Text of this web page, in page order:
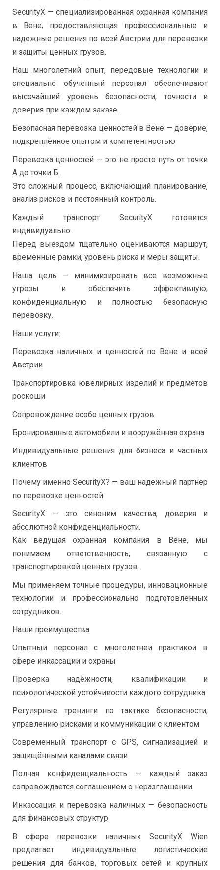
SecurityX — специализированная охранная компания
в Вене, предоставляющая профессиональные и
надежные решения по всей Австрии для перевозки
и защиты ценных грузов.
Наш многолетний опыт, передовые технологии и
специально обученный персонал обеспечивают
высочайший уровень безопасности, точности и
доверия при каждом заказе.
Безопасная перевозка ценностей в Вене — доверие,
подкреплённое опытом и компетентностью
Перевозка ценностей — это не просто путь от точки
А до точки Б.
Это сложный процесс, включающий планирование,
анализ рисков и постоянный контроль.
Каждый транспорт SecurityX готовится
индивидуально.
Перед выездом тщательно оцениваются маршрут,
временные рамки, уровень риска и меры защиты.
Наша цель — минимизировать все возможные
угрозы и обеспечить эффективную,
конфиденциальную и полностью безопасную
перевозку.
Наши услуги:
Перевозка наличных и ценностей по Вене и всей
Австрии
Транспортировка ювелирных изделий и предметов
роскоши
Сопровождение особо ценных грузов
Бронированные автомобили и вооружённая охрана
Индивидуальные решения для бизнеса и частных
клиентов
Почему именно SecurityX? — ваш надёжный партнёр
по перевозке ценностей
SecurityX — это синоним качества, доверия и
абсолютной конфиденциальности.
Как ведущая охранная компания в Вене, мы
понимаем ответственность, связанную с
транспортировкой ценных грузов.
Мы применяем точные процедуры, инновационные
технологии и профессионально подготовленных
сотрудников.
Наши преимущества:
Опытный персонал с многолетней практикой в
сфере инкассации и охраны
Проверка надёжности, квалификации и
психологической устойчивости каждого сотрудника
Регулярные тренинги по тактике безопасности,
управлению рисками и коммуникации с клиентом
Современный транспорт с GPS, сигнализацией и
защищёнными каналами связи
Полная конфиденциальность — каждый заказ
сопровождается соглашением о неразглашении
Инкассация и перевозка наличных — безопасность
для финансовых структур
В сфере перевозки наличных SecurityX Wien
предлагает индивидуальные логистические
решения для банков, торговых сетей и крупных